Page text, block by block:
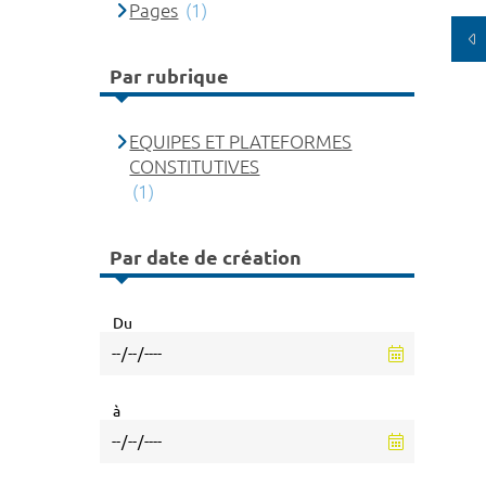
Pages (1)
Par rubrique
EQUIPES ET PLATEFORMES
CONSTITUTIVES
(1)
Par date de création
Du
à